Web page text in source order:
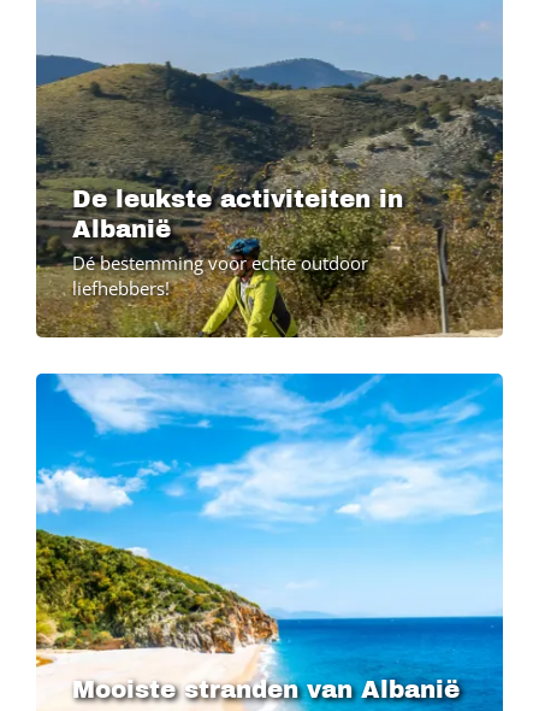
De leukste activiteiten in
Albanië
Dé bestemming voor echte outdoor
liefhebbers!
Mooiste stranden van Albanië